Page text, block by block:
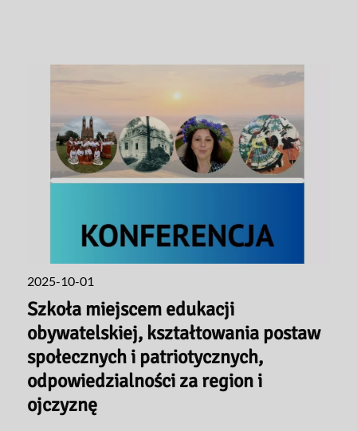
2025-10-01
Szkoła miejscem edukacji
obywatelskiej, kształtowania postaw
społecznych i patriotycznych,
odpowiedzialności za region i
ojczyznę